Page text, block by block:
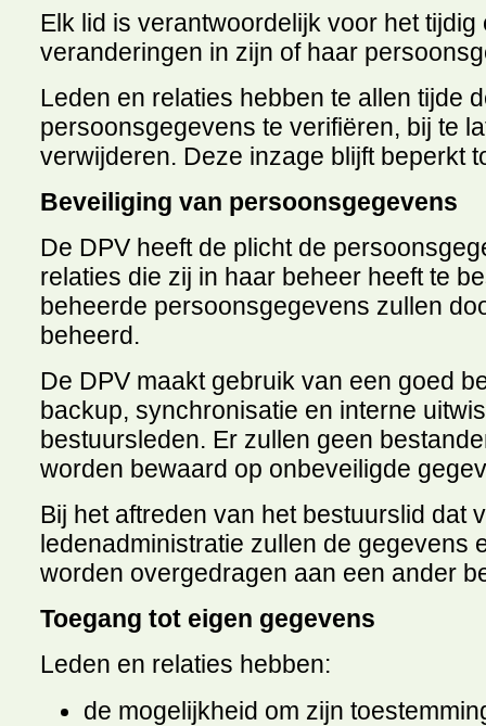
Elk lid is verantwoordelijk voor het
veranderingen in zijn of haar
Leden en relaties hebben te allen tijde
persoonsgegevens te verifiëren, bij te
verwijderen. Deze inzage blijft beperkt
Beveiliging van persoonsgegevens
De DPV heeft de plicht de
relaties die zij in haar beheer heeft te
beheerde persoonsgegevens zullen
beheerd.
De DPV maakt gebruik van een goed
backup, synchronisatie en interne
bestuursleden. Er zullen geen
worden bewaard op onbeveiligde
Bij het aftreden van het bestuurslid dat
ledenadministratie zullen de gegevens
worden overgedragen aan een ander
Toegang tot eigen gegevens
Leden en relaties hebben:
de mogelijkheid om zijn